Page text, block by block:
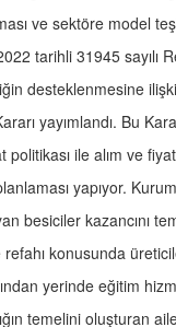
ve sektöre model
tarihli 31945 sayılı
desteklenmesine
yayımlandı. Bu
politikası ile alım ve
yapıyor.
besiciler kazancını
refahı konusunda
yerinde eğitim
temelini oluşturan